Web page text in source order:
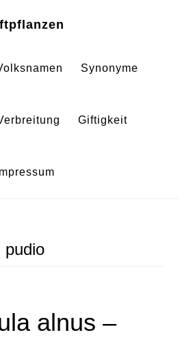
Synonyme
Giftigkeit
Impressum
pudio
alnus –